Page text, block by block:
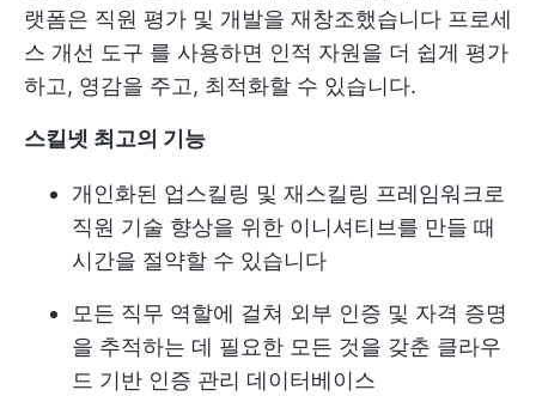
랫폼은 직원 평가 및 개발을 재창조했습니다 프로세
스 개선 도구 를 사용하면 인적 자원을 더 쉽게 평가
하고, 영감을 주고, 최적화할 수 있습니다.
스킬넷 최고의 기능
개인화된 업스킬링 및 재스킬링 프레임워크로
직원 기술 향상을 위한 이니셔티브를 만들 때
시간을 절약할 수 있습니다
모든 직무 역할에 걸쳐 외부 인증 및 자격 증명
을 추적하는 데 필요한 모든 것을 갖춘 클라우
드 기반 인증 관리 데이터베이스